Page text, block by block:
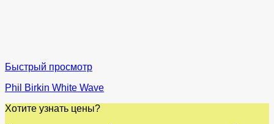
Быстрый просмотр
Phil Birkin White Wave
Хотите узнать цены?